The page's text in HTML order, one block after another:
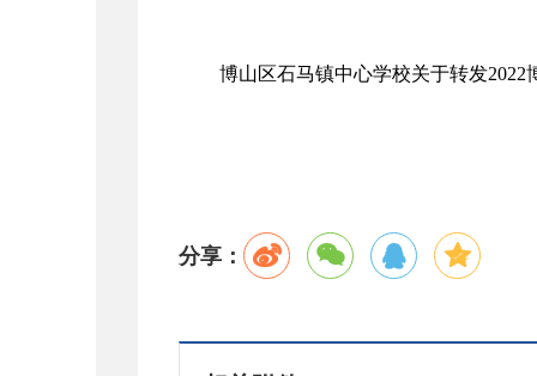
博山区石马镇中心学校关于转发
分享：